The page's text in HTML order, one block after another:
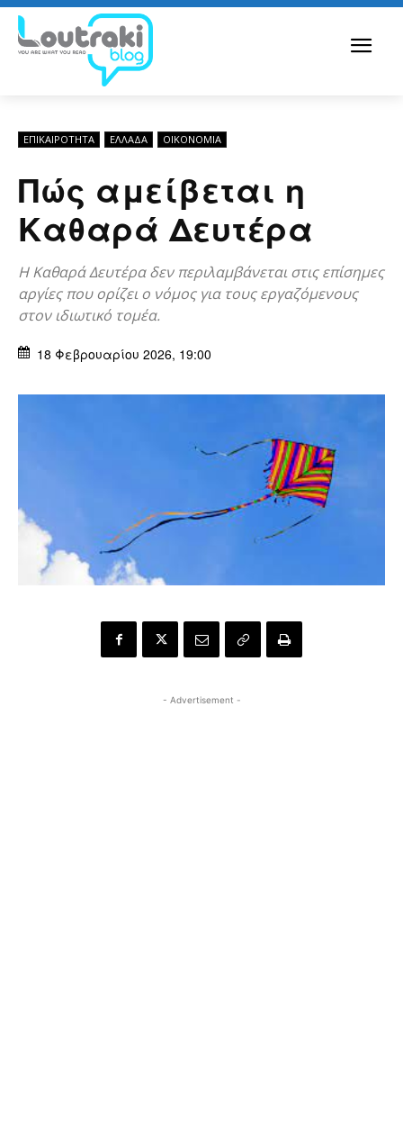
ΕΠΙΚΑΙΡΟΤΗΤΑ ΕΛΛΆΔΑ ΟΙΚΟΝΟΜΊΑ
Πώς αμείβεται η
Καθαρά Δευτέρα
Η Καθαρά Δευτέρα δεν περιλαμβάνεται στις επίσημες
αργίες που ορίζει ο νόμος για τους εργαζόμενους
στον ιδιωτικό τομέα.
18 Φεβρουαρίου 2026, 19:00
- Advertisement -